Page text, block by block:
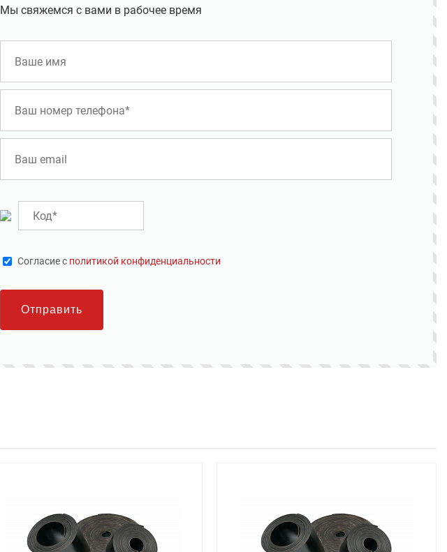
Мы свяжемся с вами в рабочее время
Cогласие с политикой конфиденциальности
Отправить